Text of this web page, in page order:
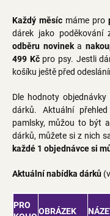
Každý měsíc máme pro
dárek jako
odběru novineka
499 Kčpro psy. Jestli
košíku ještě před
Dle hodnoty
dárků. Aktuální
pamlsky, můžou to být
dárků, můžete si z nich
každé 1 objednávce si
Aktuální nabídka dárků
PRO
OBRÁZEK